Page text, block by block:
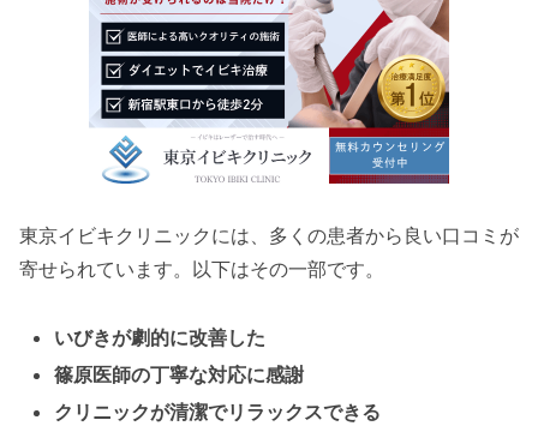
東京イビキクリニックには、多くの患者から良い口コミが
寄せられています。以下はその一部です。
いびきが劇的に改善した
篠原医師の丁寧な対応に感謝
クリニックが清潔でリラックスできる